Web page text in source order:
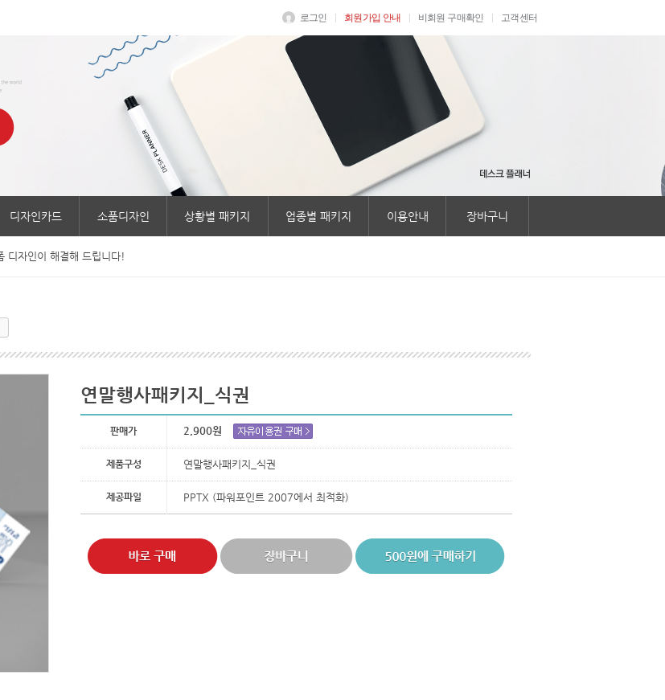
로그인 회원가입 안내 비회원 구매확인 고객센터
디자인카드 소품디자인 상황별 패키지 업종별 패키지 이용안내 장바구니
디자인이 해결해 드립니다!
연말행사패키지_식권
판매가 2,900원
제품구성 연말행사패키지_식권
제공파일 PPTX (파워포인트 2007에서 최적화)